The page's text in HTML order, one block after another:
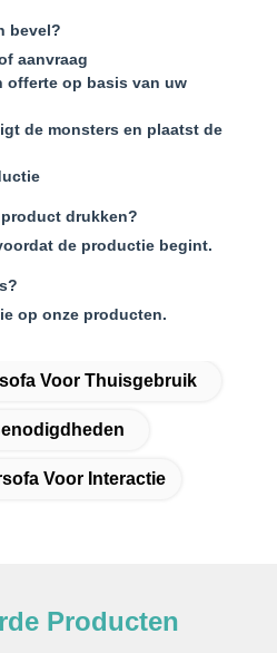
bevel?
aanvraag
offerte op basis van uw
de monsters en plaatst de
drukken?
de productie begint.
op onze producten.
Voor Thuisgebruik
Voor Interactie
Producten